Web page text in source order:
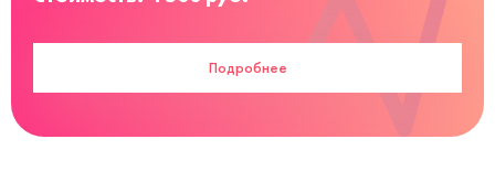
Подробнее